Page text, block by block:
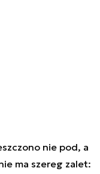
nie pod, a
ma szereg zalet: